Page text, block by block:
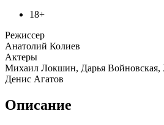
18+
Режиссер
Анатолий Колиев
Актеры
Михаил Локшин, Дарья Войновская,
Денис Агатов
Описание